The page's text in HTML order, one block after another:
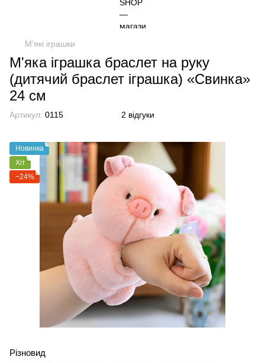
М'які іграшки
М'яка іграшка браслет на руку
(дитячий браслет іграшка) «Свинка»
24 см
Артикул: 0115 2 відгуки
Новинка
Хіт
−24%
Різновид